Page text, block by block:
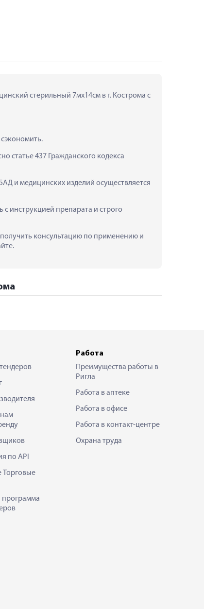
стерильный 7мх14см в г. Кострома с
статье 437 Гражданского кодекса
и медицинских изделий осуществляется
инструкцией препарата и строго
консультацию по применению и
по API
Торговые
программа
Работа
Преимущества работы в
Ригла
Работа в аптеке
Работа в офисе
Работа в контакт-центре
Охрана труда